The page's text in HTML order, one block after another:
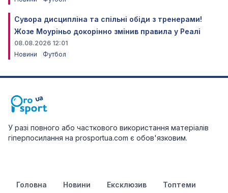
Сувора дисципліна та спільні обіди з тренерами!
Жозе Моуріньо докорінно змінив правила у Реалі
08.08.2026 12:01
Новини
Футбол
У разі повного або часткового використання матеріалів
гіперпосилання на prosportua.com є обов'язковим.
Головна Новини Ексклюзив Топтеми